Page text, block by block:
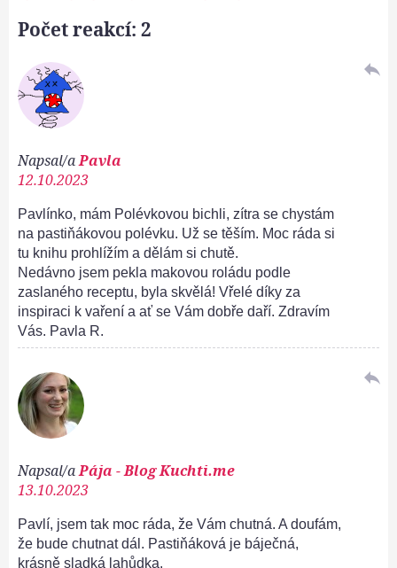
Počet reakcí: 2
Napsal/aPavla
12.10.2023
Pavlínko, mám Polévkovou bichli, zítra se chystám
na pastiňákovou polévku. Už se těším. Moc ráda si
tu knihu prohlížím a dělám si chutě.
Nedávno jsem pekla makovou roládu podle
zaslaného receptu, byla skvělá! Vřelé díky za
inspiraci k vaření a ať se Vám dobře daří. Zdravím
Vás. Pavla R.
reply
Napsal/aPája - Blog Kuchti.me
13.10.2023
Pavlí, jsem tak moc ráda, že Vám chutná. A doufám,
že bude chutnat dál. Pastiňáková je báječná,
krásně sladká lahůdka.
reply